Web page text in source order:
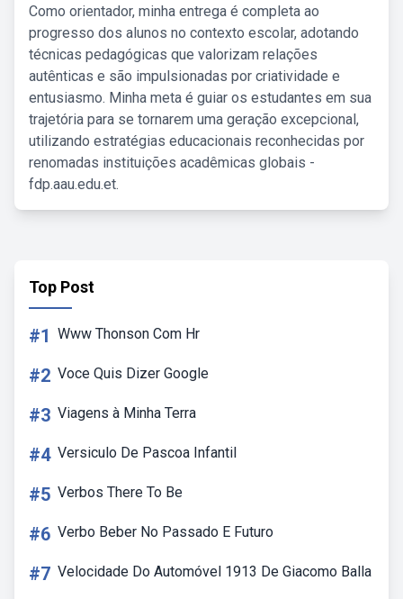
Como orientador, minha entrega é completa ao
progresso dos alunos no contexto escolar, adotando
técnicas pedagógicas que valorizam relações
autênticas e são impulsionadas por criatividade e
entusiasmo. Minha meta é guiar os estudantes em sua
trajetória para se tornarem uma geração excepcional,
utilizando estratégias educacionais reconhecidas por
renomadas instituições acadêmicas globais -
fdp.aau.edu.et.
Top Post
#1 Www Thonson Com Hr
#2 Voce Quis Dizer Google
#3 Viagens à Minha Terra
#4 Versiculo De Pascoa Infantil
#5 Verbos There To Be
#6 Verbo Beber No Passado E Futuro
#7 Velocidade Do Automóvel 1913 De Giacomo Balla